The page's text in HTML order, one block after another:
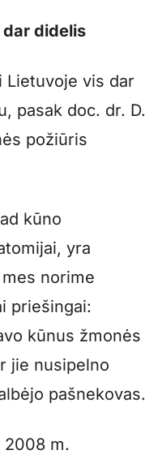
didelis
Lietuvoje vis dar
pasak doc. dr. D.
požiūris
kūno
yra
norime
priešingai:
kūnus žmonės
jie nusipelno
pašnekovas.
2008 m.